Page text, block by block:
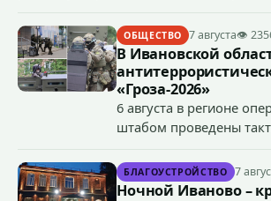
ОБЩЕСТВО 7 августа👁
В Ивановской
«Гроза-2026»
6 августа в регионе
штабом проведены
террористического акта
органов
БЛАГОУСТРОЙСТВО 7
Ночной Иваново –